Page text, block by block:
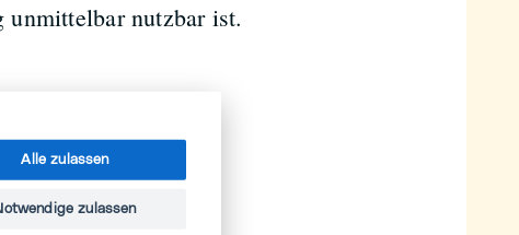
nutzbar ist.
Lohn statt.
Alle zulassen
zulassen